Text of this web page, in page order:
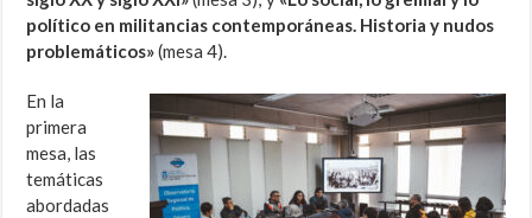
político en militancias contemporáneas. Historia y nudos
problemáticos»(mesa 4).
En la
primera
mesa, las
temáticas
abordadas